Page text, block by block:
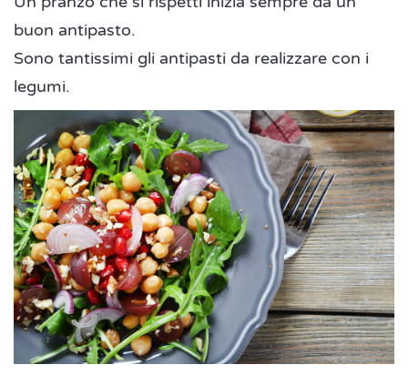
buon antipasto.
Sono tantissimi gli antipasti da realizzare con i
legumi.